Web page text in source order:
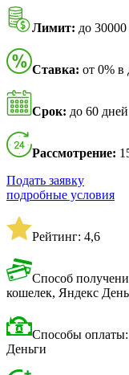
Лимит: до 30000
Ставка: от 0% в
Срок: до 60 дней
Рассмотрение:
Подать заявку
подробные условия
Рейтинг: 4,6
Способ
кошелек, Яндекс
Способы
Деньги